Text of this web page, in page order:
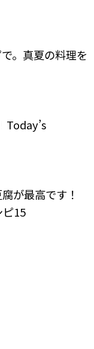
。真夏の料理を
Today’s
が最高です！
ピ15